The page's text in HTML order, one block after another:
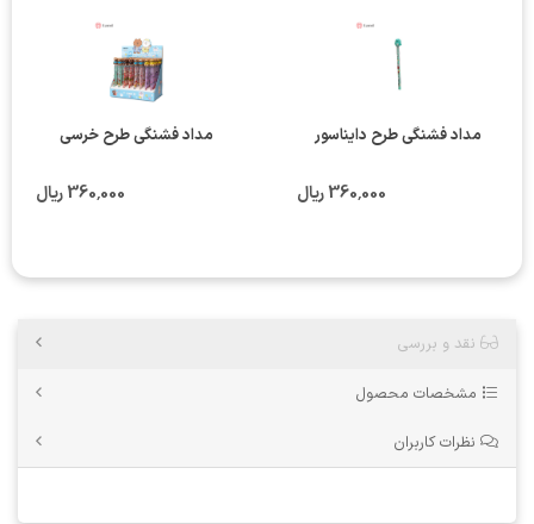
مداد فشنگی طرح دایناسور
360٬000 ریال
مداد فشنگی طرح خرسی
360٬000 ریال
نقد و بررسی
مشخصات محصول
نظرات کاربران